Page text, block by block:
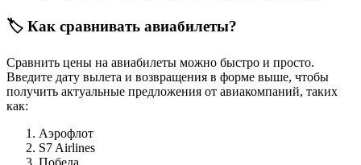
🏷️ Как сравнивать авиабилеты?
Сравнить цены на авиабилеты можно быстро и просто.
Введите дату вылета и возвращения в форме выше, чтобы
получить актуальные предложения от авиакомпаний, таких
как:
Аэрофлот
S7 Airlines